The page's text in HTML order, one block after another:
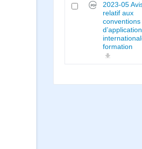
2023-05
relatif aux
conventions
d’application
formation